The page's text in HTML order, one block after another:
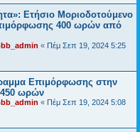
Ετήσιο Μοριοδοτούμενο
400 ωρών από
« Πέμ Σεπ 19, 2024 5:25
Επιμόρφωσης στην
450 ωρών
« Πέμ Σεπ 19, 2024 5:08